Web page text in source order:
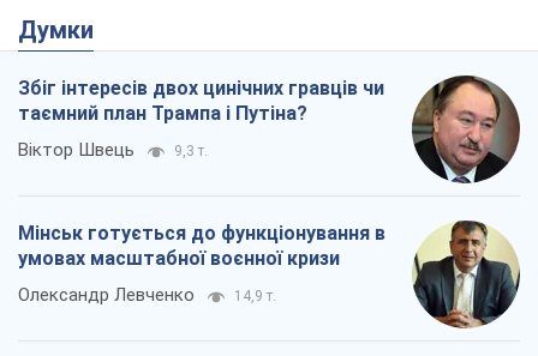
Думки
Збіг інтересів двох цинічних гравців чи
таємний план Трампа і Путіна?
Віктор Швець 9,3 т.
Мінськ готується до функціонування в
умовах масштабної воєнної кризи
Олександр Левченко 14,9 т.